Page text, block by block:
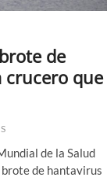
de
que
de la Salud
de hantavirus